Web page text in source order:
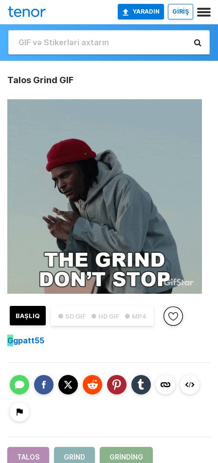
YARADIN GİRİŞ
Talos Grind GIF
● SD GIF ● HD GIF ● MP4
BAŞLIQ
Ggpatt55
TALOS GRIND GRINDING